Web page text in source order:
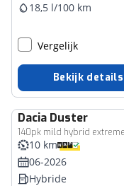
18,5 l/100 km
Vergelijk
Bekijk details
Dacia Duster
140pk mild hybrid
10 km
06-2026
Hybride